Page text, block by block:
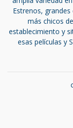
Estrenos,
más chicos
establecimiento y
esas películas y